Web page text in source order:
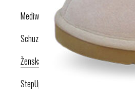
Mediwalk
Schuzz
Ženska kolekcija
Moška kolekcija
StepUp